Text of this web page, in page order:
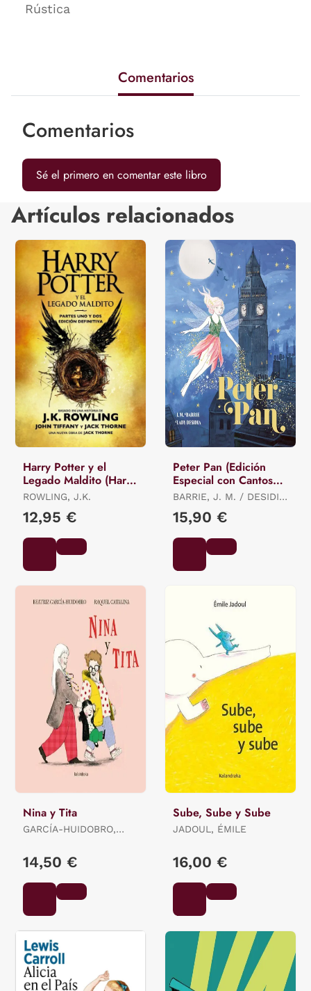
Rústica
Comentarios
Comentarios
Sé el primero en comentar este libro
Artículos relacionados
Harry Potter y el
Legado Maldito (Harry
Potter 8)
ROWLING, J.K.
12,95 €
Peter Pan (Edición
Especial con Cantos
Tintados)
BARRIE, J. M. / DESIDIA,
15,90 €
Nina y Tita
GARCÍA-HUIDOBRO,
14,50 €
Sube, Sube y Sube
JADOUL, ÉMILE
16,00 €